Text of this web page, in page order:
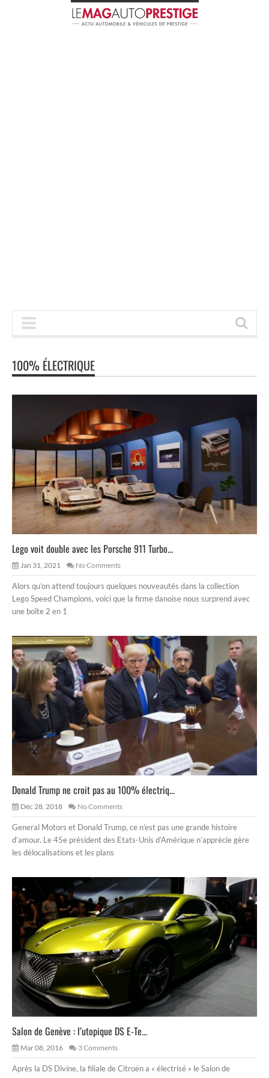
100% ÉLECTRIQUE
Lego voit double avec les Porsche 911 Turbo...
Jan 31, 2021 No Comments
Alors qu’on attend toujours quelques nouveautés dans la collection
Lego Speed Champions, voici que la firme danoise nous surprend avec
une boîte 2 en 1
Donald Trump ne croit pas au 100% électriq...
Déc 28, 2018 No Comments
General Motors et Donald Trump, ce n’est pas une grande histoire
d’amour. Le 45e président des Etats-Unis d’Amérique n’apprécie gère
les délocalisations et les plans
Salon de Genève : l’utopique DS E-Te...
Mar 08, 2016 3 Comments
Après la DS Divine, la filiale de Citroën a « électrisé » le Salon de